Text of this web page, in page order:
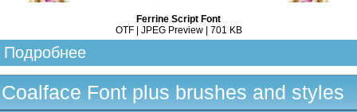
Ferrine Script Font
OTF | JPEG Preview | 701 KB
Подробнее
Coalface Font plus brushes and styles